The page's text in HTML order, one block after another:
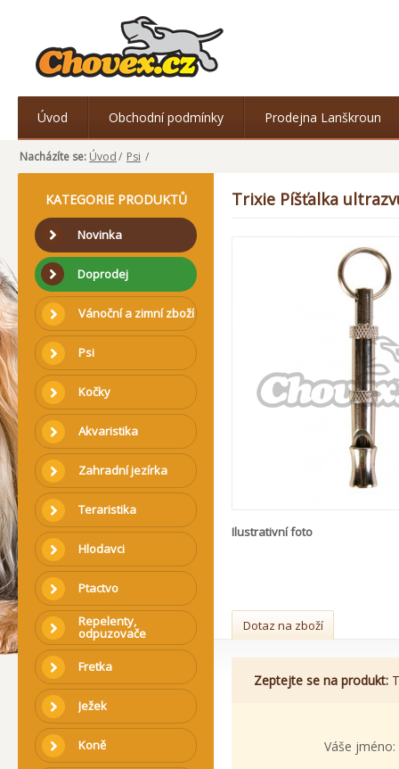
Úvod Obchodní podmínky Prodejna Lanškroun
Nacházíte se: Úvod/ Psi /
KATEGORIE PRODUKTŮ
Novinka
Doprodej
Vánoční a zimní zboží
Psi
Kočky
Akvaristika
Zahradní jezírka
Teraristika
Hlodavci
Ptactvo
Repelenty,
odpuzovače
Fretka
Ježek
Koně
Trixie Píšťalka
Ilustrativní foto
Dotaz na zboží
Zeptejte se na produkt:
Váše jméno: